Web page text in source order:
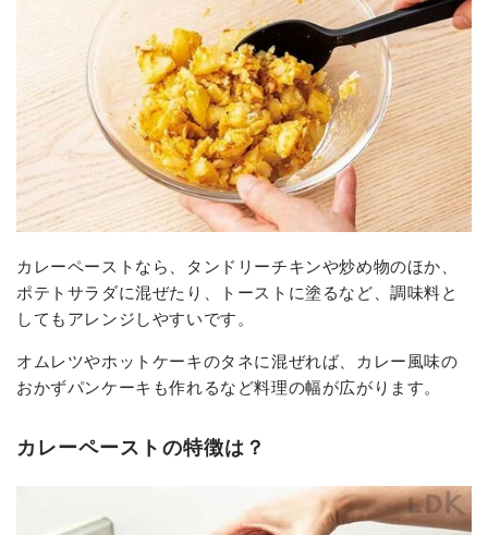
カレーペーストなら、タンドリーチキンや炒め物のほか、
ポテトサラダに混ぜたり、トーストに塗るなど、調味料と
してもアレンジしやすいです。
オムレツやホットケーキのタネに混ぜれば、カレー風味の
おかずパンケーキも作れるなど料理の幅が広がります。
カレーペーストの特徴は？